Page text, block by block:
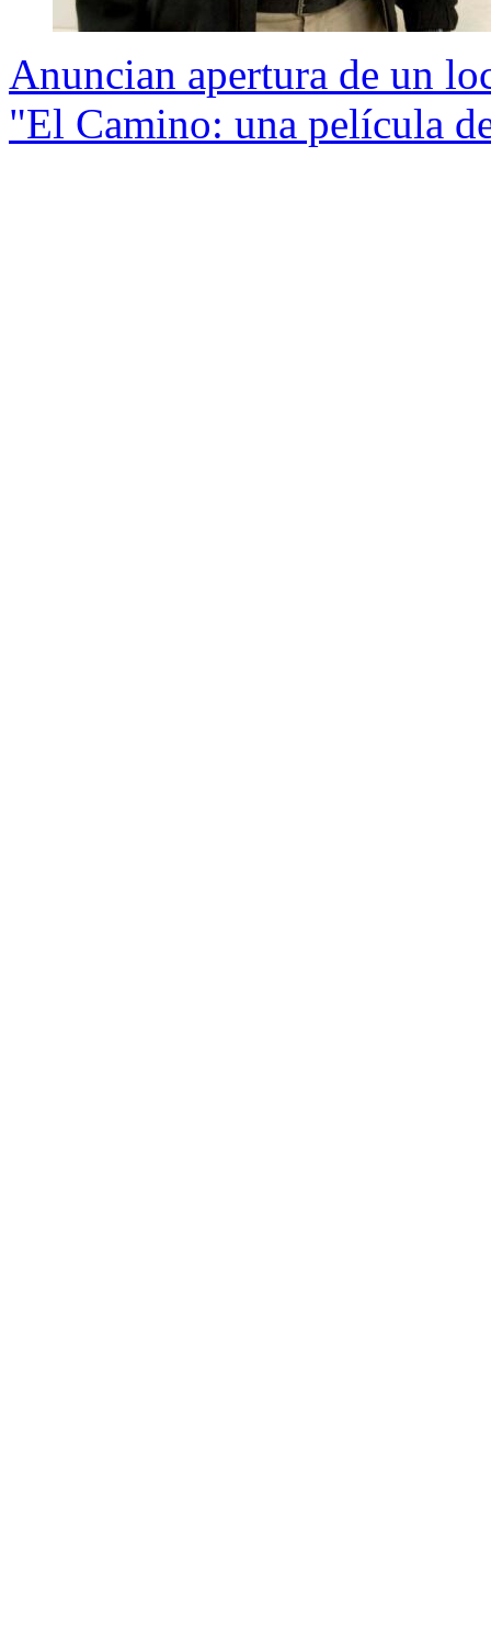
Anuncian apertura de un
"El Camino: una película